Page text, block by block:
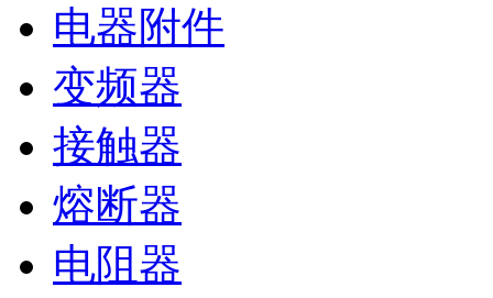
电器附件
变频器
接触器
熔断器
电阻器